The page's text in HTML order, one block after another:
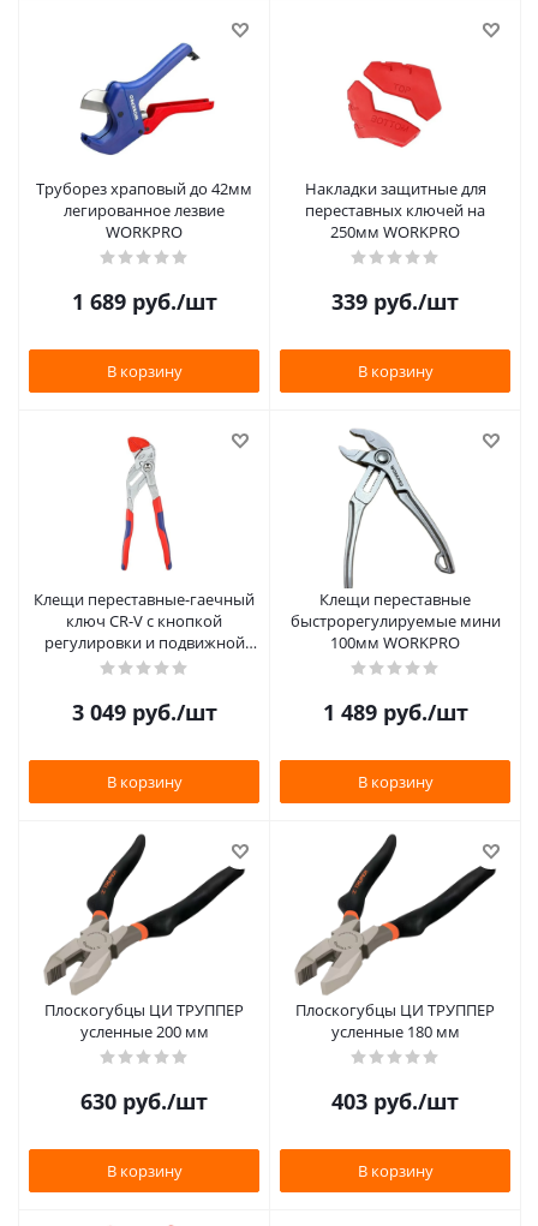
Труборез храповый до 42мм
легированное лезвие
WORKPRO
1 689руб./шт
В корзину
Накладки защитные для
переставных ключей на
250мм WORKPRO
339 руб./шт
В корзину
Клещи переставные-гаечный
ключ CR-V с кнопкой
регулировки и подвижной
губкой 265мм WORKPRO
3 049руб./шт
В корзину
Клещи переставные
быстрорегулируемые мини
100мм WORKPRO
1 489руб./шт
В корзину
Плоскогубцы ЦИ ТРУППЕР
усленные 200 мм
630 руб./шт
В корзину
Плоскогубцы ЦИ ТРУППЕР
усленные 180 мм
403 руб./шт
В корзину